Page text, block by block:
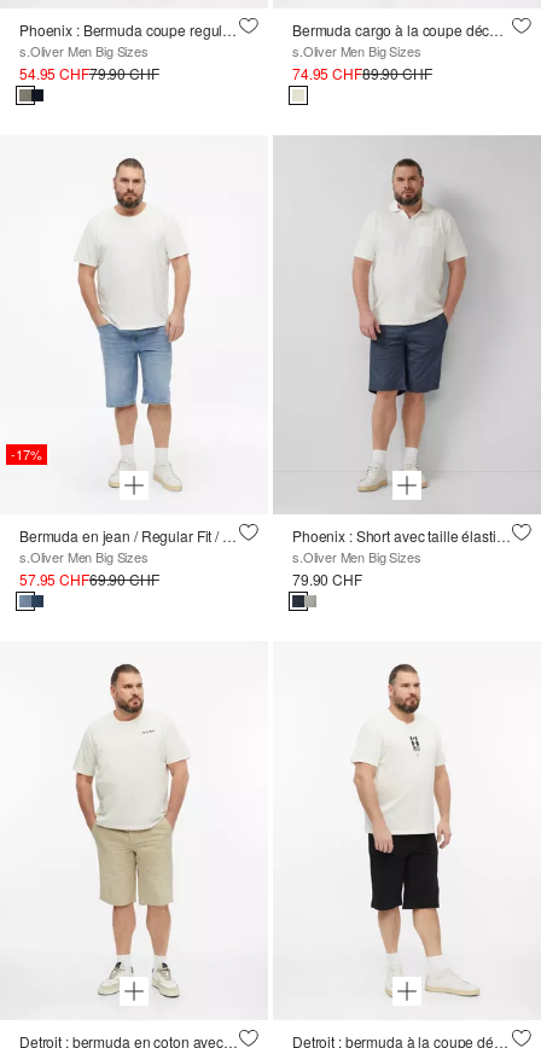
Phoenix : Bermuda coupe regular avec ceinture textile
s.Oliver Men Big Sizes
54.95 CHF79.90 CHF
Bermuda cargo à la coupe décontractée et à la taille élastique
s.Oliver Men Big Sizes
74.95 CHF89.90 CHF
-17%
Bermuda en jean / Regular Fit / Mid Rise
s.Oliver Men Big Sizes
57.95 CHF69.90 CHF
Phoenix : Short avec taille élastique et cordon de serrage
s.Oliver Men Big Sizes
79.90 CHF
Detroit : bermuda en coton avec taille élastique Detroit : bermuda à la coupe décontractée